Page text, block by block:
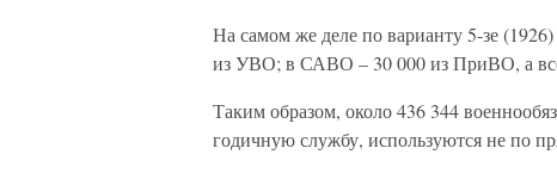
На самом же деле по варианту 5-зе
из УВО; в САВО – 30 000 из ПриВО, а
Таким образом, около 436 344
годичную службу, используются не по